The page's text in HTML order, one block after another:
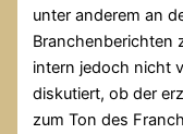
unter anderem an
Branchenberichten
intern jedoch nicht
diskutiert, ob der
zum Ton des